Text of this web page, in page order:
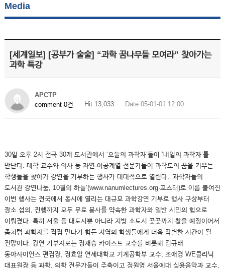
Media
[세계일보] [공부가 술술] “과학 꿈나무들 모여라” 찾아가는
과학 특강
APCTP
comment 0건
Hit 13,033 Date 05-01-01 12:00
30일 오후 2시 전국 30개 도서관에서 ‘오늘의 과학자’들이 ‘내일의 과학자’를
만난다. 대학 교수와 의사 등 자연·이공계열 전문가들이 과학도의 꿈을 키우는
학생들을 찾아가 강연을 기부하는 행사가 대대적으로 열린다. ‘과학자들의
도서관 강연나눔, 10월의 하늘’(www.nanumlectures.org·포스터)로 이름 붙여진
이번 행사는 전국에서 동시에 열리는 대규모 과학강연 기부로 행사 구상부터
장소 섭외, 진행까지 모두 무료 봉사를 약속한 과학자와 일반 시민의 힘으로
이뤄졌다. 특히 서울 등 대도시뿐 아니라 지방 소도시 곳곳까지 찾을 예정이어서
좀처럼 과학자를 직접 만나기 힘든 지역의 학생들에게 더욱 각별한 시간이 될
전망이다. 강연 기부자로는 정재승 카이스트 교수를 비롯해 김규태
동아사이언스 편집장, 정효일 연세대학교 기계공학부 교수, 조애경 WE클리닉
대표원장 등 과학, 의학 전문가들이 주축이고 정원영 서울예대 실용음악과 교수,